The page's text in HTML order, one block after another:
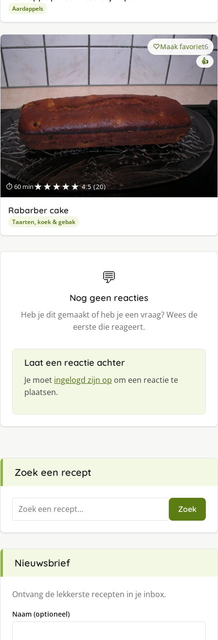
Aardappels
⏱ 60 min★★★★★ 4.5 (20)
Maak favoriet6
👍
Rabarber cake
Taarten, koek & gebak
💬
Nog geen reacties
Heb je dit gemaakt of heb je een vraag? Wees de
eerste die reageert.
Laat een reactie achter
Je moet ingelogd zijn op om een reactie te
plaatsen.
Zoek een recept
Zoeken
naar:
Zoek
Nieuwsbrief
Ontvang de lekkerste recepten in je inbox.
Naam (optioneel)